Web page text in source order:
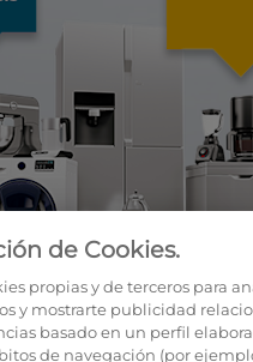
de Cookies.
propias y de terceros para
y mostrarte publicidad
basado en un perfil
de navegación (por